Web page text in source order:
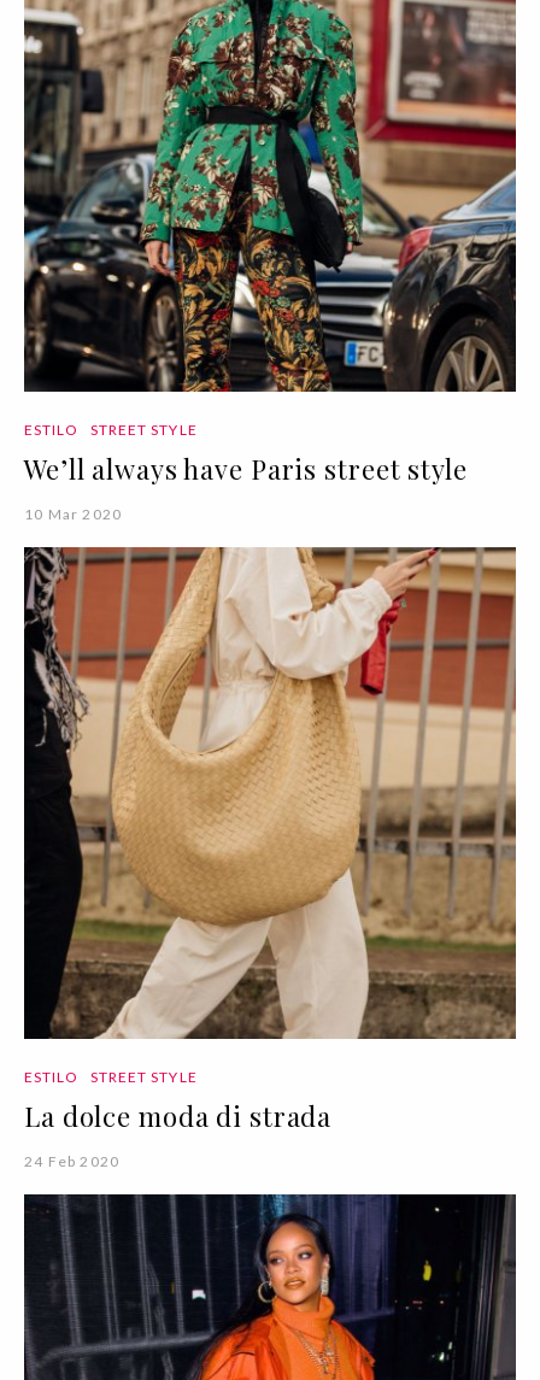
ESTILO STREET STYLE
We’ll always have Paris street style
10 Mar 2020
ESTILO STREET STYLE
La dolce moda di strada
24 Feb 2020